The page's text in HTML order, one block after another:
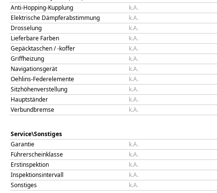
Anti-Hopping-Kupplung
k.A.
Elektrische Dämpferabstimmung
k.A.
Drosselung
k.A.
Lieferbare Farben
k.A.
Gepäcktaschen / -koffer
k.A.
Griffheizung
k.A.
Navigationsgerät
k.A.
Oehlins-Federelemente
k.A.
Sitzhöhenverstellung
k.A.
Hauptständer
k.A.
Verbundbremse
k.A.
Service\Sonstiges
Garantie
k.A.
Führerscheinklasse
k.A.
Erstinspektion
k.A.
Inspektionsintervall
k.A.
Sonstiges
k.A.